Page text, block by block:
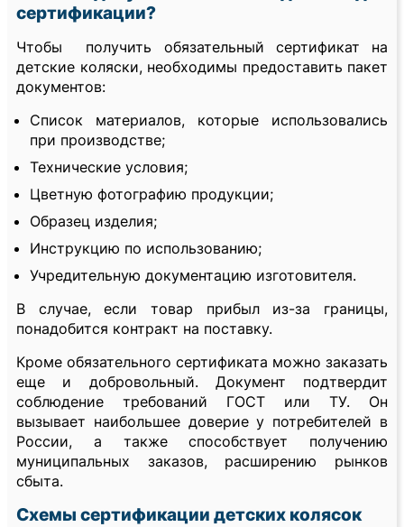
сертификации?
Чтобы получить обязательный сертификат на
детские коляски, необходимы предоставить пакет
документов:
Список материалов, которые использовались
при производстве;
Технические условия;
Цветную фотографию продукции;
Образец изделия;
Инструкцию по использованию;
Учредительную документацию изготовителя.
В случае, если товар прибыл из-за границы,
понадобится контракт на поставку.
Кроме обязательного сертификата можно заказать
еще и добровольный. Документ подтвердит
соблюдение требований ГОСТ или ТУ. Он
вызывает наибольшее доверие у потребителей в
России, а также способствует получению
муниципальных заказов, расширению рынков
сбыта.
Схемы сертификации детских колясок